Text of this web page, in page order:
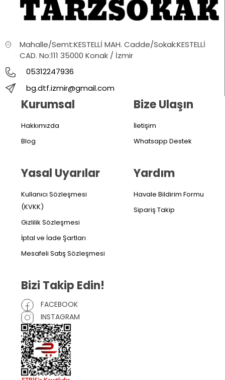
Mahalle/Semt:KESTELLİ MAH. Cadde/Sokak:KESTELLİ
CAD. No:111 35000 Konak / İzmir
05312247936
bg.dtf.izmir@gmail.com
Kurumsal
Hakkımızda
Blog
Yasal Uyarılar
Kullanıcı Sözleşmesi
(KVKK)
Gizlilik Sözleşmesi
İptal ve İade Şartları
Mesafeli Satış Sözleşmesi
Bize Ulaşın
İletişim
Whatsapp Destek
Yardım
Havale Bildirim Formu
Sipariş Takip
Bizi Takip Edin!
FACEBOOK
INSTAGRAM